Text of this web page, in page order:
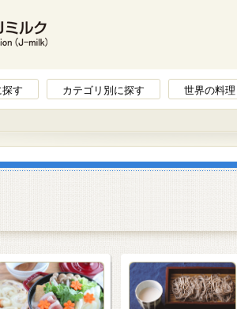
す カテゴリ別に探す 世界の料理